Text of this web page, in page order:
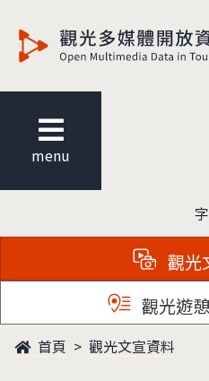
menu
觀光
觀光遊
首頁 觀光文宣資料